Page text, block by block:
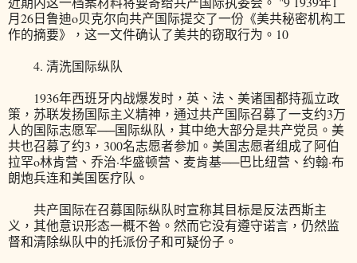
月26日鲁迪o贝克尔向共产国际提交了一份《美共秘密机构工
作的摘要》，这一文件确认了美共的窃取行为。10
4. 清洗国际纵队
1936年西班牙内战爆发时，英、法、美诸国都持孤立政
策，苏联发扬国际主义精神，通过共产国际召募了一支约3万
人的国际志愿军──国际纵队，其中绝大部分是共产党员。美
共也召募了约3，300名志愿者参加。美国志愿者组成了阿伯
拉罕o林肯营、乔治·华盛顿营、麦肯基──巴比纽营、约翰·布
朗炮兵连和美国医疗队。
共产国际在召募国际纵队时宣称其目标是反法西斯主
义，其他意识形态一概不咎。然而它没有遵守诺言，仍然监
督和清除纵队中的托派份子和可疑份子。